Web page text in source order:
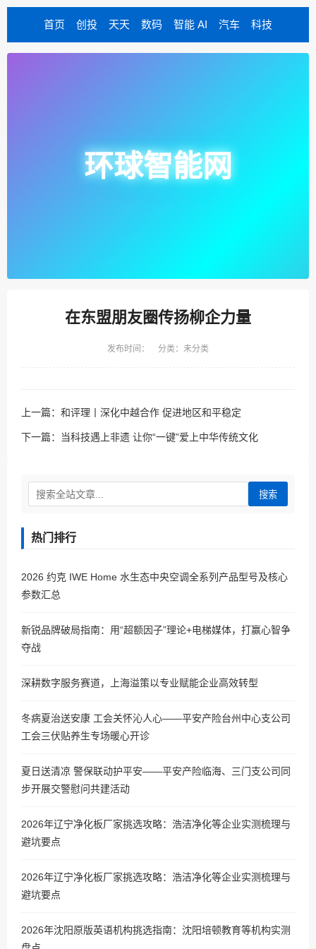
首页 创投 天天 数码 智能 AI 汽车 科技
环球智能网
在东盟朋友圈传扬柳企力量
发布时间： 分类：未分类
上一篇： 和评理丨深化中越合作 促进地区和平稳定
下一篇： 当科技遇上非遗 让你“一键”爱上中华传统文化
搜索
热门排行
2026 约克 IWE Home 水生态中央空调全系列产品型号及核心
参数汇总
新锐品牌破局指南：用“超额因子”理论+电梯媒体，打赢心智争
夺战
深耕数字服务赛道，上海溢策以专业赋能企业高效转型
冬病夏治送安康 工会关怀沁人心——平安产险台州中心支公司
工会三伏贴养生专场暖心开诊
夏日送清凉 警保联动护平安——平安产险临海、三门支公司同
步开展交警慰问共建活动
2026年辽宁净化板厂家挑选攻略：浩洁净化等企业实测梳理与
避坑要点
2026年辽宁净化板厂家挑选攻略：浩洁净化等企业实测梳理与
避坑要点
2026年沈阳原版英语机构挑选指南：沈阳培顿教育等机构实测